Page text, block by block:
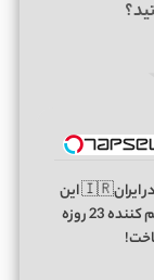
برای اولین بار در ایران🇮🇷 این
دکتر کرم ترمیم کننده 23 روزه